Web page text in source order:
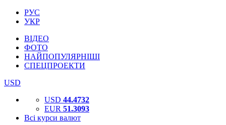
РУС
УКР
ВІДЕО
ФОТО
НАЙПОПУЛЯРНІШІ
СПЕЦПРОЕКТИ
USD
USD 44.4732
EUR 51.3093
Всі курси валют